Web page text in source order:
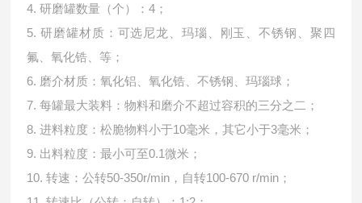
4. 研磨罐数量（个）：4；
5. 研磨罐材质：可选尼龙、玛瑙、刚玉、不锈钢、聚四
氟、氧化锆、等；
6. 磨介材质：氧化铝、氧化锆、不锈钢、玛瑙球；
7. 每罐最大装料：物料和磨介不超过容积的三分之二；
8. 进料粒度：松脆物料小于10毫米，其它小于3毫米；
9. 出料粒度：最小可至0.1微米；
10. 转速 ：公转50-350r/min，自转100-670 r/min；